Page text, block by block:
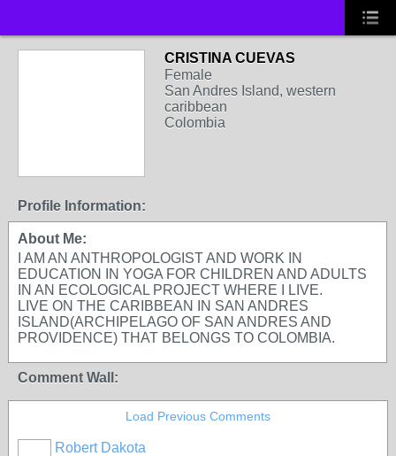
CRISTINA CUEVAS
Female
San Andres Island, western
caribbean
Colombia
Profile Information:
About Me:
I AM AN ANTHROPOLOGIST AND WORK IN
EDUCATION IN YOGA FOR CHILDREN AND ADULTS
IN AN ECOLOGICAL PROJECT WHERE I LIVE.
LIVE ON THE CARIBBEAN IN SAN ANDRES
ISLAND(ARCHIPELAGO OF SAN ANDRES AND
PROVIDENCE) THAT BELONGS TO COLOMBIA.
Comment Wall:
Load Previous Comments
Robert Dakota